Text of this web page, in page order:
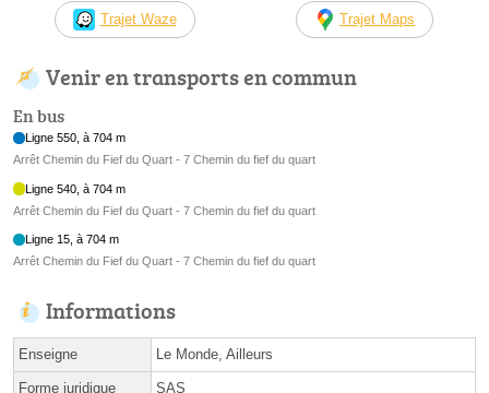
Trajet Waze Trajet Maps
Venir en transports en commun
En bus
Ligne 550, à 704 m
Arrêt Chemin du Fief du Quart - 7 Chemin du fief du quart
Ligne 540, à 704 m
Arrêt Chemin du Fief du Quart - 7 Chemin du fief du quart
Ligne 15, à 704 m
Arrêt Chemin du Fief du Quart - 7 Chemin du fief du quart
Informations
Enseigne Le Monde, Ailleurs
Forme juridique SAS